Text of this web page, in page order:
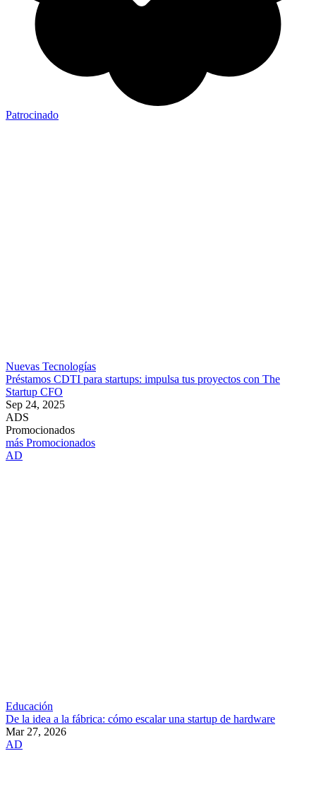
Patrocinado
Nuevas Tecnologías
Préstamos CDTI para startups: impulsa tus proyectos con The
Startup CFO
Sep 24, 2025
ADS
Promocionados
más Promocionados
AD
Educación
De la idea a la fábrica: cómo escalar una startup de hardware
Mar 27, 2026
AD